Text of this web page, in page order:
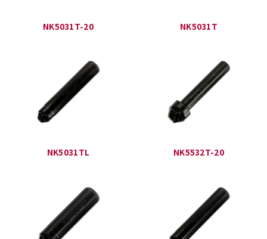
NK5031T-20 NK5031T
NK5031TL NK5532T-20